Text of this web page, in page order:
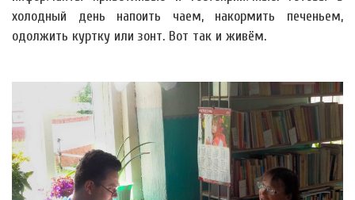
холодный день напоить чаем, накормить печеньем,
одолжить куртку или зонт. Вот так и живём.